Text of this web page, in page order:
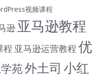
视频课程
逊 亚马逊教程
程 亚马逊运营教程 优
苑外土司 小红